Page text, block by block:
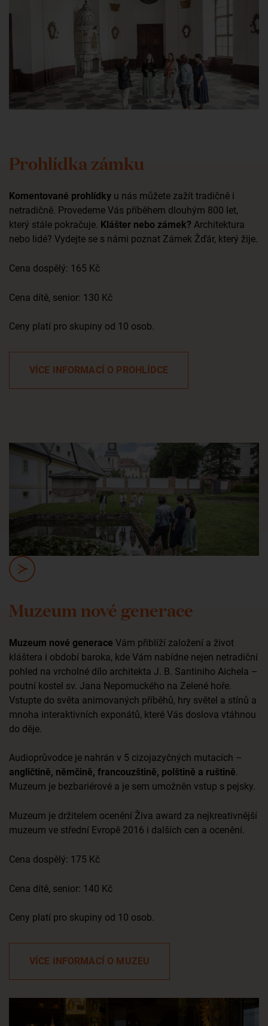
Prohlídka zámku
Komentované prohlídky u nás můžete zažít tradičně i
netradičně. Provedeme Vás příběhem dlouhým 800 let,
který stále pokračuje. Klášter nebo zámek? Architektura
nebo lidé? Vydejte se s námi poznat Zámek Žďár, který žije.
Cena dospělý: 165 Kč
Cena dítě, senior: 130 Kč
Ceny platí pro skupiny od 10 osob.
VÍCE INFORMACÍ O PROHLÍDCE
Muzeum nové generace
Muzeum nové generace Vám přiblíží založení a život
kláštera i období baroka, kde Vám nabídne nejen netradiční
pohled na vrcholné dílo architekta J. B. Santiniho Aichela –
poutní kostel sv. Jana Nepomuckého na Zelené hoře.
Vstupte do světa animovaných příběhů, hry světel a stínů a
mnoha interaktivních exponátů, které Vás doslova vtáhnou
do děje.
Audioprůvodce je nahrán v 5 cizojazyčných mutacích –
angličtině, němčině, francouzštině, polštině a ruštině.
Muzeum je bezbariérové a je sem umožněn vstup s pejsky.
Muzeum je držitelem ocenění Živa award za nejkreativnější
muzeum ve střední Evropě 2016 i dalších cen a ocenění.
Cena dospělý: 175 Kč
Cena dítě, senior: 140 Kč
Ceny platí pro skupiny od 10 osob.
VÍCE INFORMACÍ O MUZEU